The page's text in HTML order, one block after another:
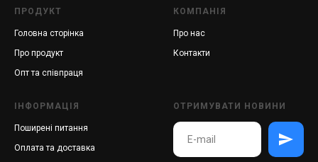
ПРОДУКТ
Головна сторінка
Про продукт
Опт та співпраця
КОМПАНІЯ
Про нас
Контакти
ІНФОРМАЦІЯ
Поширені питання
Оплата та доставка
ОТРИМУВАТИ НОВИНИ